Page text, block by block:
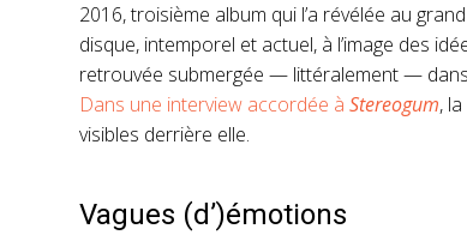
2016, troisième album qui l’a révélée au
disque, intemporel et actuel, à l’image des
retrouvée submergée — littéralement —
Dans une interview accordée à Stereogum,
visibles derrière elle.
Vagues (d’)émotions